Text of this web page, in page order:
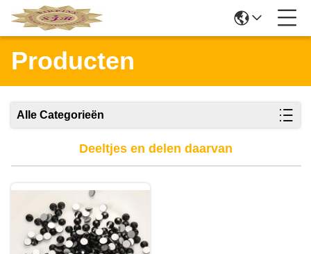
Producten
Alle Categorieën
Deeltjes en delen daarvan